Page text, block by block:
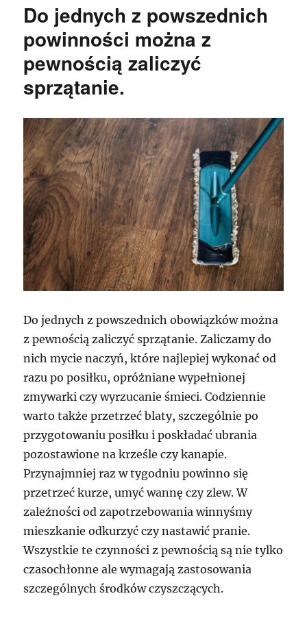
Do jednych z powszednich
powinności można z
pewnością zaliczyć
sprzątanie.
Do jednych z powszednich obowiązków można
z pewnością zaliczyć sprzątanie. Zaliczamy do
nich mycie naczyń, które najlepiej wykonać od
razu po posiłku, opróżniane wypełnionej
zmywarki czy wyrzucanie śmieci. Codziennie
warto także przetrzeć blaty, szczególnie po
przygotowaniu posiłku i poskładać ubrania
pozostawione na krześle czy kanapie.
Przynajmniej raz w tygodniu powinno się
przetrzeć kurze, umyć wannę czy zlew. W
zależności od zapotrzebowania winnyśmy
mieszkanie odkurzyć czy nastawić pranie.
Wszystkie te czynności z pewnością są nie tylko
czasochłonne ale wymagają zastosowania
szczególnych środków czyszczących.